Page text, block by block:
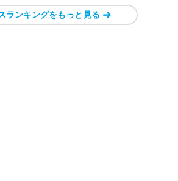
ランキングをもっと見る